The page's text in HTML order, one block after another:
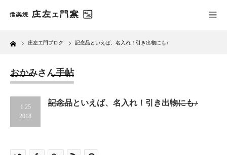
Home 庄左エ門ブログ 記念品といえば、名入れ！引き出物にも♪
おかみさん手帖
1.25
2018
記念品といえば、名入れ！引き出物にも♪